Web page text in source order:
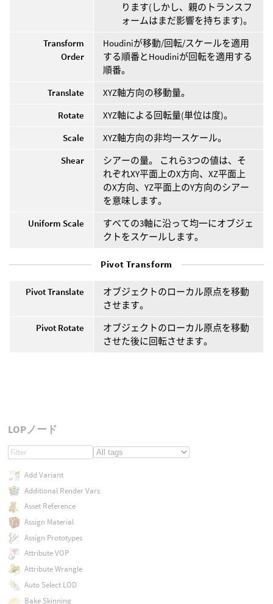
ります(しかし、親のトランスフ
ォームはまだ影響を持ちます)。
Transform
Order
Houdiniが移動/回転/スケールを適用
する順番とHoudiniが回転を適用する
順番。
Translate
XYZ軸方向の移動量。
Rotate
XYZ軸による回転量(単位は度)。
Scale
XYZ軸方向の非均一スケール。
Shear
シアーの量。 これら3つの値は、そ
れぞれXY平面上のX方向、XZ平面上
のX方向、YZ平面上のY方向のシアー
を意味します。
Uniform Scale
すべての3軸に沿って均一にオブジェ
クトをスケールします。
Pivot Transform
Pivot Translate
オブジェクトのローカル原点を移動
させます。
Pivot Rotate
オブジェクトのローカル原点を移動
させた後に回転させます。
LOPノード
Add Variant
Additional Render Vars
Asset Reference
Assign Material
Assign Prototypes
Attribute VOP
Attribute Wrangle
Auto Select LOD
Bake Skinning